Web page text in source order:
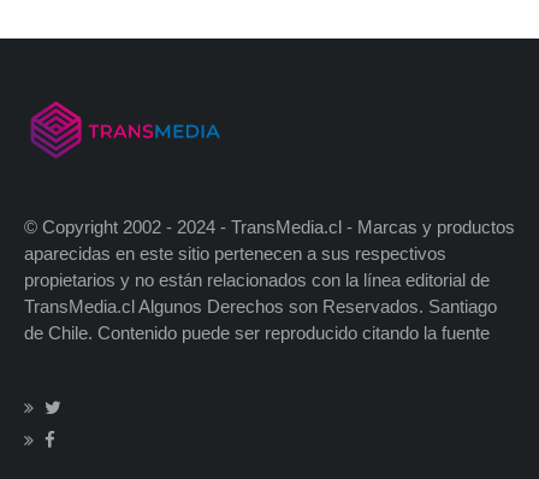
© Copyright 2002 - 2024 - TransMedia.cl - Marcas y productos
aparecidas en este sitio pertenecen a sus respectivos
propietarios y no están relacionados con la línea editorial de
TransMedia.cl Algunos Derechos son Reservados. Santiago
de Chile. Contenido puede ser reproducido citando la fuente